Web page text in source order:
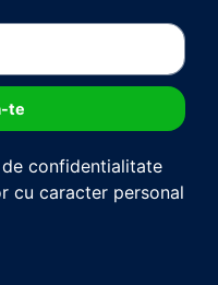
confidentialitate
cu caracter personal